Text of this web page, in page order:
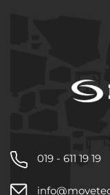
019 - 611 19 19